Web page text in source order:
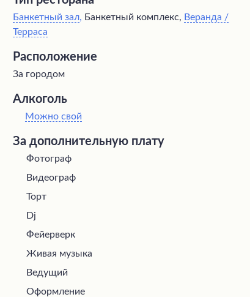
Банкетный зал, Банкетный комплекс, Веранда /
Терраса
Расположение
За городом
Алкоголь
Можно свой
За дополнительную плату
Фотограф
Видеограф
Торт
Dj
Фейерверк
Живая музыка
Ведущий
Оформление